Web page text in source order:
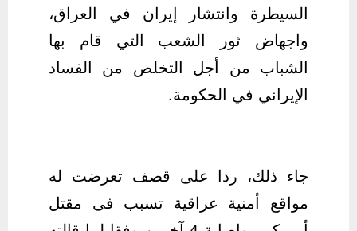
السيطرة وانتشار إيران في العراق،
واجهاض ثور الشعب التي قام بها
الشباب من أجل التخلص من الفساد
الإيراني في الحكومة.
جاء ذلك، ردا على قصف تعرضت له
مواقع أمنية عراقية تسبب فى مقتل